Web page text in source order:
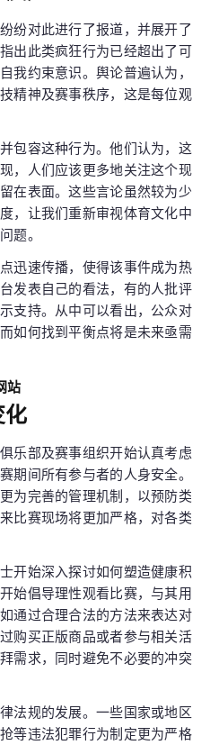
纷对此进行了报道，并展开了
出此类疯狂行为已经超出了可
我约束意识。舆论普遍认为，
精神及赛事秩序，这是每位观
包容这种行为。他们认为，这
，人们应该更多地关注这个现
在表面。这些言论虽然较为少
，让我们重新审视体育文化中
题。
迅速传播，使得该事件成为热
发表自己的看法，有的人批评
支持。从中可以看出，公众对
如何找到平衡点将是未来亟需
站
乐部及赛事组织开始认真考虑
期间所有参与者的人身安全。
为完善的管理机制，以预防类
比赛现场将更加严格，对各类
开始深入探讨如何塑造健康积
始倡导理性观看比赛，与其用
通过合理合法的方法来表达对
购买正版商品或者参与相关活
需求，同时避免不必要的冲突
法规的发展。一些国家或地区
等违法犯罪行为制定更为严格